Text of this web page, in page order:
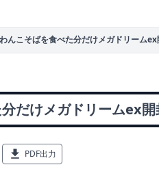
わんこそばを食べた分だけメガドリームex
だけメガドリームex開
PDF出力